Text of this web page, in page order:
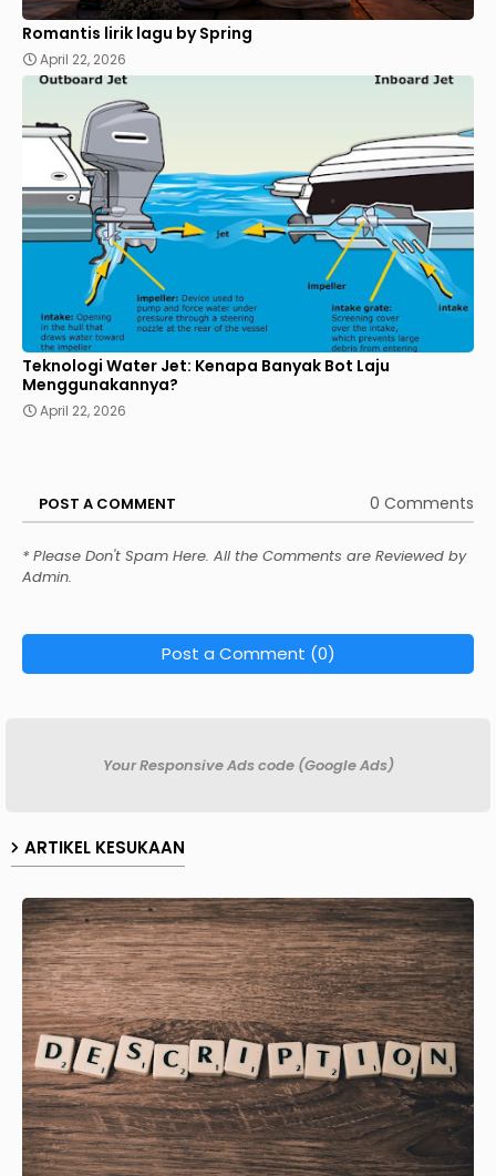
Romantis lirik lagu by Spring
April 22, 2026
Teknologi Water Jet: Kenapa Banyak Bot Laju
Menggunakannya?
April 22, 2026
POST A COMMENT 0 Comments
* Please Don't Spam Here. All the Comments are Reviewed by
Admin.
Post a Comment (0)
Your Responsive Ads code (Google Ads)
ARTIKEL KESUKAAN